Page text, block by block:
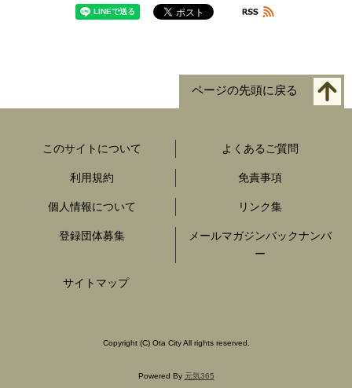
ページの先頭に戻る
このサイトについて よくあるご質問
利用規約 免責事項
個人情報について リンク集
登録団体募集
メールマガジンバックナンバ
ー
サイトマップ
Copyright (C) Ota City All rights reserved.
Powered By 元気365